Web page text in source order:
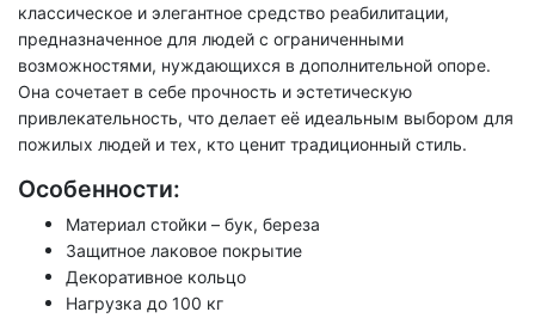
классическое и элегантное средство реабилитации,
предназначенное для людей с ограниченными
возможностями, нуждающихся в дополнительной опоре.
Она сочетает в себе прочность и эстетическую
привлекательность, что делает её идеальным выбором для
пожилых людей и тех, кто ценит традиционный стиль.
Особенности:
Материал стойки – бук, береза
Защитное лаковое покрытие
Декоративное кольцо
Нагрузка до 100 кг